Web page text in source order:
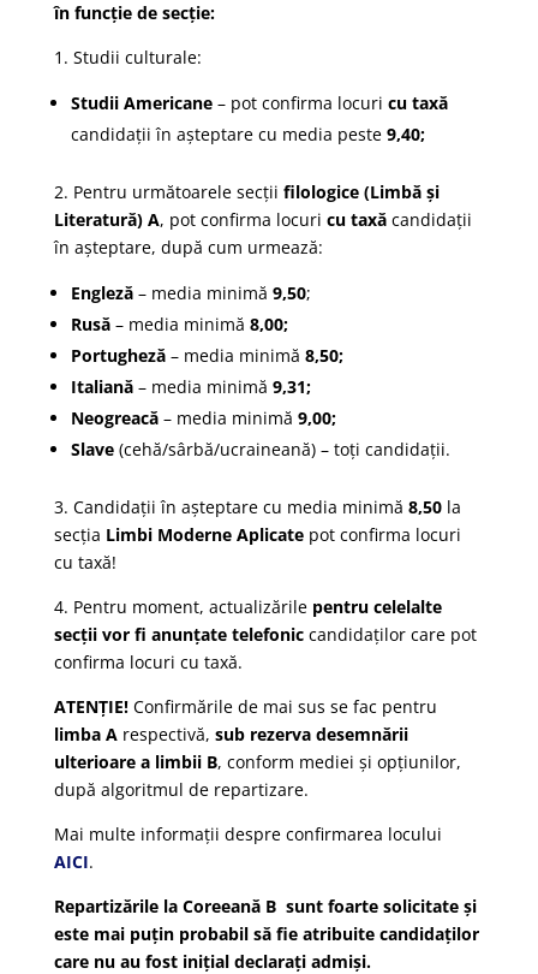
în funcție de secție:
1. Studii culturale:
Studii Americane– pot confirma locuri cu taxă
candidații în așteptare cu media peste 9,40;
2. Pentru următoarele secții filologice (Limbă și
Literatură) A, pot confirma locuri cu taxăcandidații
în așteptare, după cum urmează:
Engleză– media minimă 9,50;
Rusă – media minimă 8,00;
Portugheză– media minimă 8,50;
Italiană – media minimă 9,31;
Neogreacă – media minimă 9,00;
Slave (cehă/sârbă/ucraineană) – toți candidații.
3. Candidații în așteptare cu media minimă 8,50la
secția Limbi Moderne Aplicatepot confirma locuri
cu taxă!
4. Pentru moment, actualizărilepentru celelalte
secții vor fi anunțate telefoniccandidaților care pot
confirma locuri cu taxă.
ATENȚIE!Confirmările de mai sus se fac pentru
limba Arespectivă, sub rezerva desemnării
ulterioare a limbii B, conform mediei și opțiunilor,
după algoritmul de repartizare.
Mai multe informații despre confirmarea locului
AICI.
Repartizările la Coreeană B sunt foarte solicitate și
este mai puțin probabil să fie atribuite candidaților
care nu au fost inițial declarați admiși.